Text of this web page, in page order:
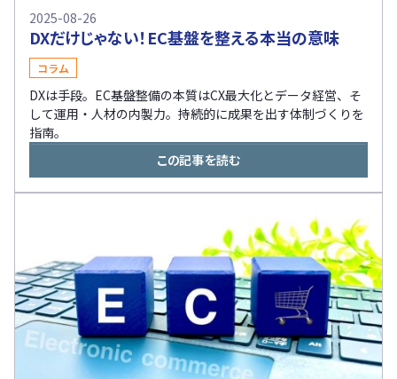
2025-08-26
DXだけじゃない！EC基盤を整える本当の意味
コラム
DXは手段。EC基盤整備の本質はCX最大化とデータ経営、そ
して運用・人材の内製力。持続的に成果を出す体制づくりを
指南。
この記事を読む